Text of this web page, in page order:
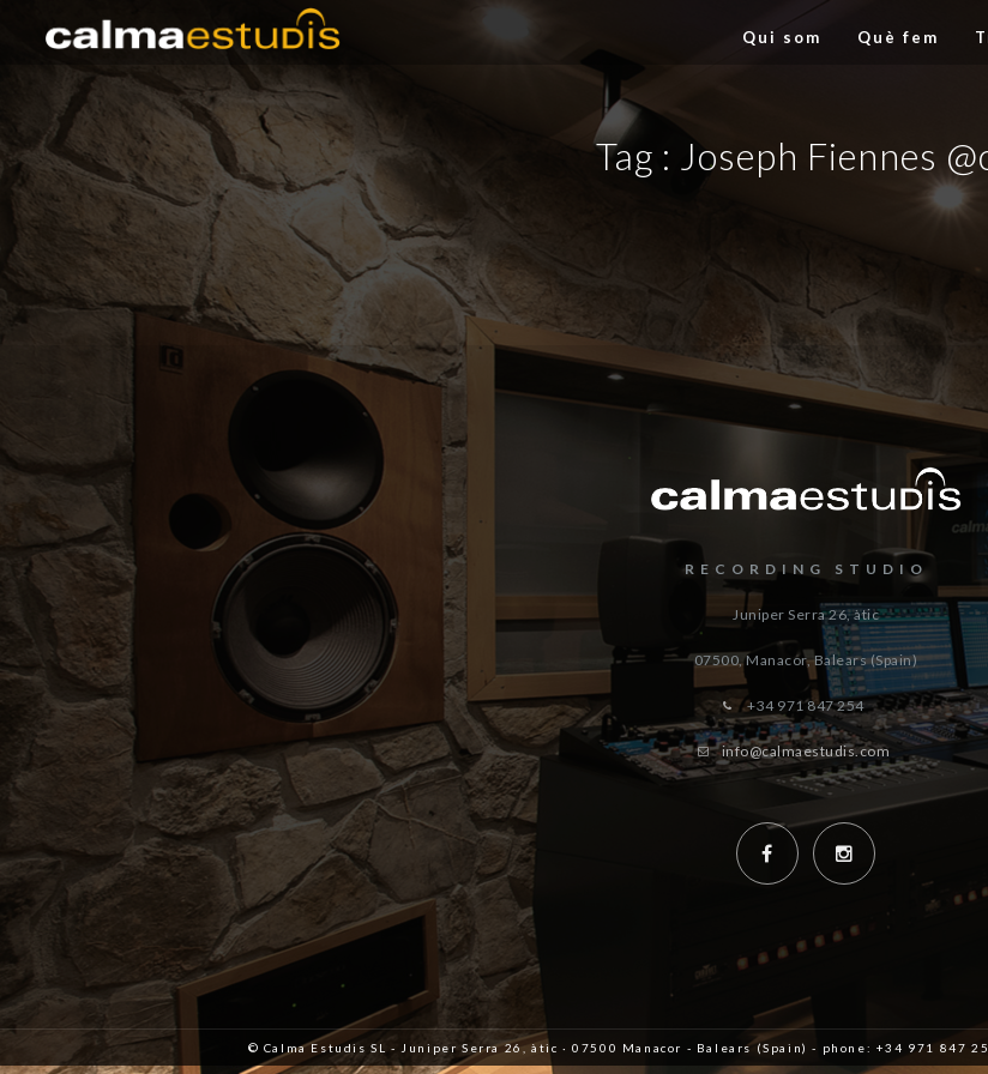
Qui som Què fem
Tag : Joseph Fiennes
RECORDING STUDIO
Juniper Serra 26, àtic
07500, Manacor,Balears (Spain)
+34 971 847 254
info@calmaestudis.com
© Calma Estudis SL - Juniper Serra 26, àtic · 07500 Manacor - Balears (Spain) - phone: +34 971 847